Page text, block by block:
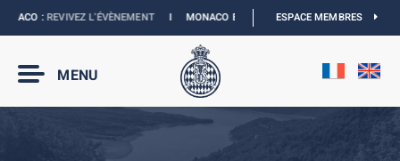
:REVIVEZ L’ÉVÈNEMENTI MONACO E-PRIX 2027 :NOUVELLES DATES I
ESPACE MEMBRES
MENU